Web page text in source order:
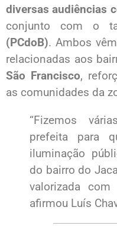
diversas audiências
conjunto com o
(PCdoB). Ambos
relacionadas aos
São Francisco,
as comunidades da
“Fizemos
prefeita para
iluminação
do bairro do
valorizada com
afirmou Luís